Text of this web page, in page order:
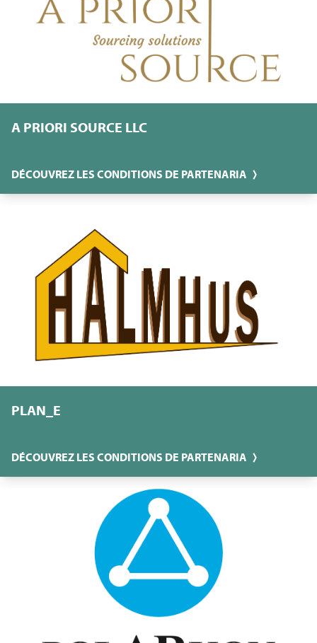
A PRIORI SOURCE LLC
DÉCOUVREZ LES CONDITIONS DE PARTENARIA
PLAN_E
DÉCOUVREZ LES CONDITIONS DE PARTENARIA